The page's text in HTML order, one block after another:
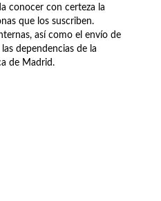
conocer con certeza la
que los suscriben.
así como el envío de
dependencias de la
de Madrid.